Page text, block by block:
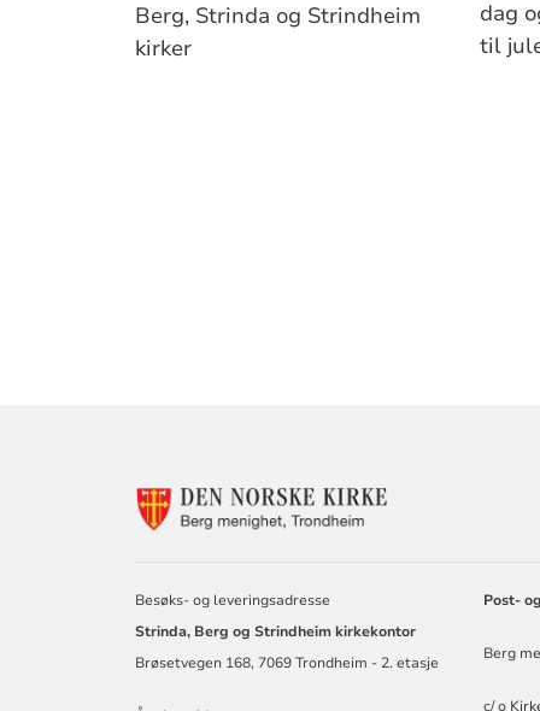
Berg, Strinda og Strindheim
kirker
dag
til
Besøks- og leveringsadresse
Strinda, Berg og Strindheim kirkekontor
Brøsetvegen 168, 7069 Trondheim - 2. etasje
Post-
Berg
c/ o